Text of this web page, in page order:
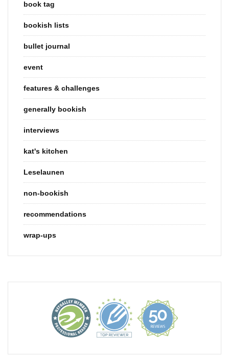
book tag
bookish lists
bullet journal
event
features & challenges
generally bookish
interviews
kat's kitchen
Leselaunen
non-bookish
recommendations
wrap-ups